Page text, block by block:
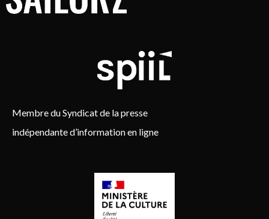
Membre du Syndicat de la presse
indépendante d’information en ligne